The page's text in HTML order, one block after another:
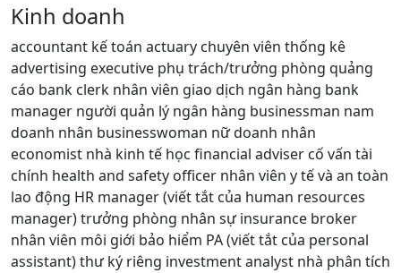
Kinh doanh
accountant kế toán actuary chuyên viên thống kê
advertising executive phụ trách/trưởng phòng quảng
cáo bank clerk nhân viên giao dịch ngân hàng bank
manager người quản lý ngân hàng businessman nam
doanh nhân businesswoman nữ doanh nhân
economist nhà kinh tế học financial adviser cố vấn tài
chính health and safety officer nhân viên y tế và an toàn
lao động HR manager (viết tắt của human resources
manager) trưởng phòng nhân sự insurance broker
nhân viên môi giới bảo hiểm PA (viết tắt của personal
assistant) thư ký riêng investment analyst nhà phân tích